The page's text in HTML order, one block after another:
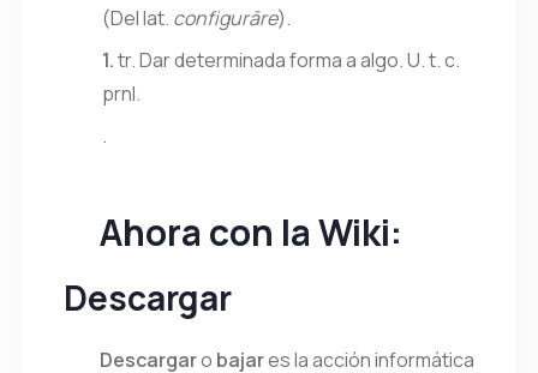
(Dellat. configurāre).
1.tr.Dar determinada forma a algo.U. t. c.
prnl.
.
Ahora con la Wiki:
Descargar
Descargaro bajares la acción informática